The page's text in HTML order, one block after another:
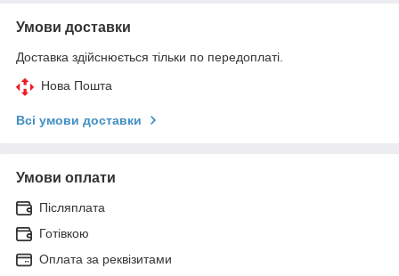
Умови доставки
Доставка здійснюється тільки по передоплаті.
Нова Пошта
Всі умови доставки
Умови оплати
Післяплата
Готівкою
Оплата за реквізитами